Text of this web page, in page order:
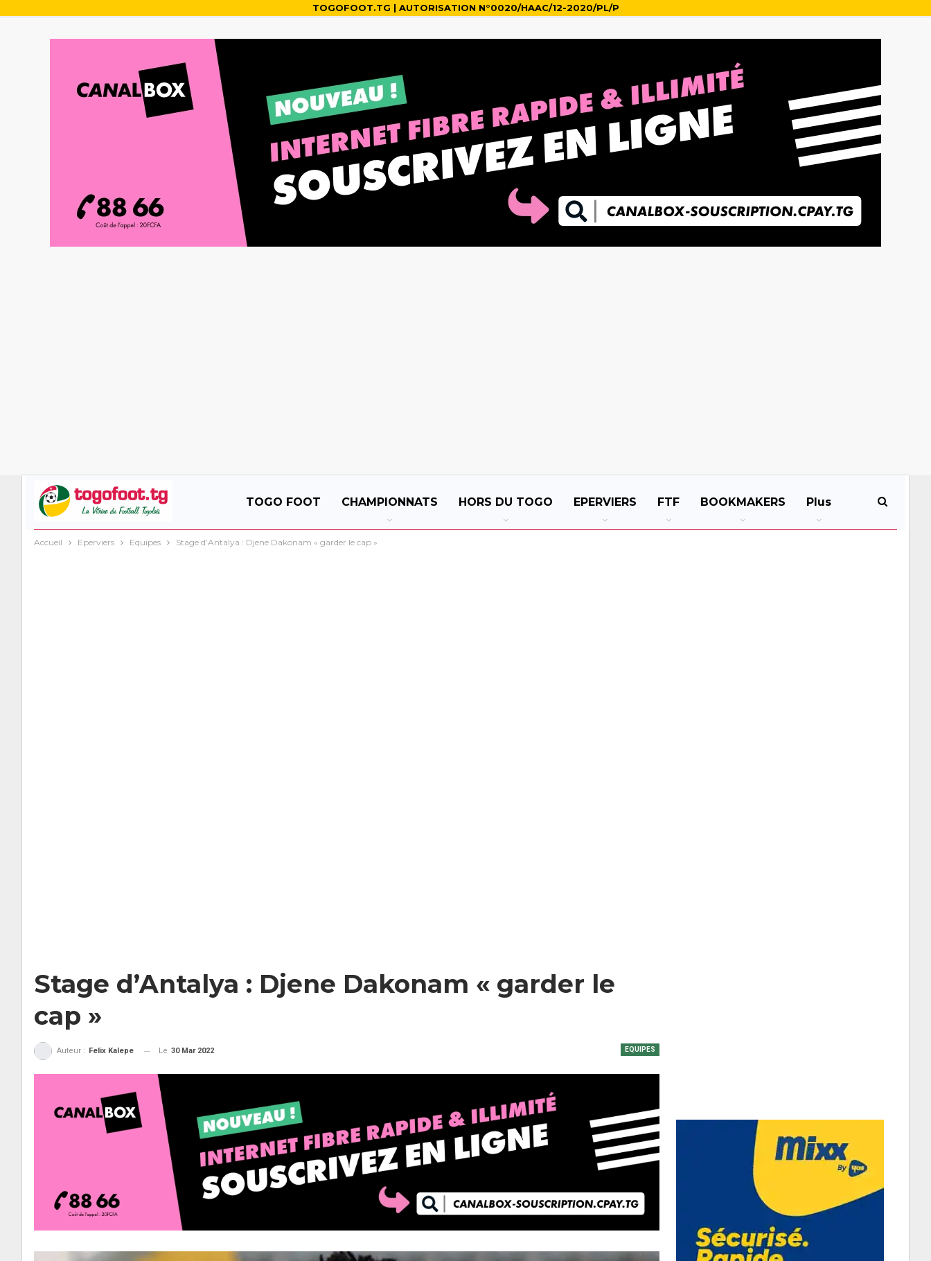
TOGOFOOT.TG | AUTORISATION N°0020/HAAC/12-2020/PL/P
TOGO FOOT CHAMPIONNATS HORS DU TOGO EPERVIERS FTF BOOKMAKERS Plus
Accueil Eperviers Equipes Stage d’Antalya : Djene Dakonam « garder le cap »
Stage d’Antalya : Djene Dakonam « garder le
cap »
EQUIPES
Auteur : Felix Kalepe Le 30 Mar 2022